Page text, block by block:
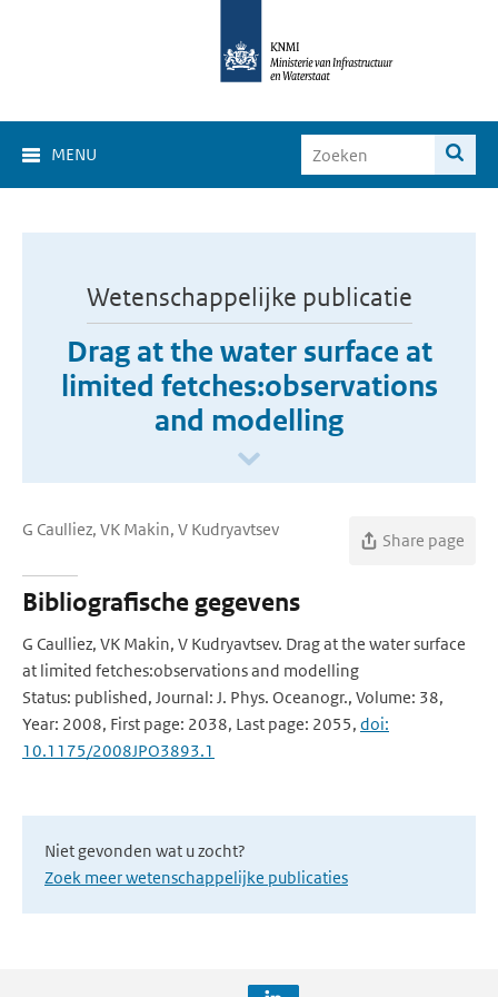
MENU
Wetenschappelijke publicatie
Drag at the water surface at
limited fetches:observations
and modelling
G Caulliez, VK Makin, V Kudryavtsev
Share page
Bibliografische gegevens
G Caulliez, VK Makin, V Kudryavtsev. Drag at the water surface
at limited fetches:observations and modelling
Status: published, Journal: J. Phys. Oceanogr., Volume: 38,
Year: 2008, First page: 2038, Last page: 2055, doi:
10.1175/2008JPO3893.1
Niet gevonden wat u zocht?
Zoek meer wetenschappelijke publicaties